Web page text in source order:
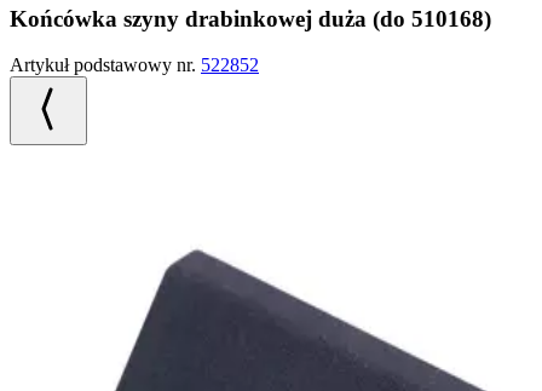
Końcówka szyny drabinkowej duża (do 510168)
Artykuł podstawowy nr. 522852